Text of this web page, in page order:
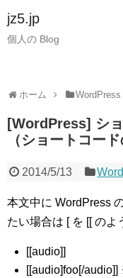
jz5.jp
個人の Blog
ホーム WordPress
[WordPress] シ
（ショートコー
2014/5/13
本文中に WordPress
たい場合は [ を [[ のよ
[[audio]]
[[audio]foo[/